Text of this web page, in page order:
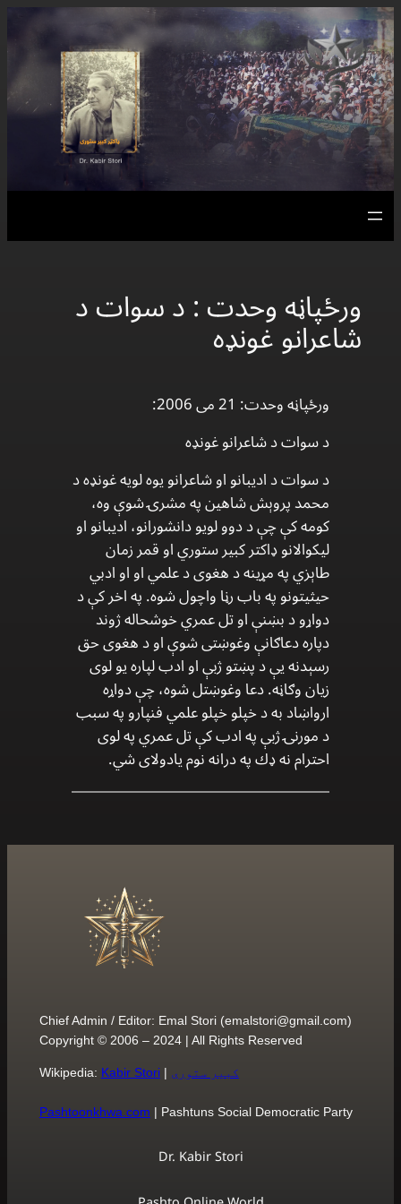
ورځپاڼه وحدت : د سوات د
شاعرانو غونډه
ورځپاڼه وحدت: 21 مى 2006:
د سوات د شاعرانو غونډه
د سوات د اديبانو او شاعرانو يوه لويه غونډه د
محمد پروېش شاهين په مشرۍ شوې وه،
كومه كې چې د دوو لويو دانشورانو، اديبانو او
ليكوالانو ډاكتر كبير ستوري او قمر زمان
طاېزي په مړينه د هغوى د علمي او او ادبي
حيثيتونو په باب رڼا واچول شوه. په اخر كې د
دواړو د بښنې او تل عمري خوشحاله ژوند
دپاره دعاګانې وغوښتى شوې او د هغوى حق
رسېدنه يې د پښتو ژبې او ادب لپاره يو لوى
زيان وګاڼه. دعا وغوښتل شوه، چې دواړه
ارواښاد به د خپلو خپلو علمي فنپارو په سبب
د مورنۍ ژبې په ادب كې تل عمري په لوى
احترام نه ډك په درانه نوم يادولاى شي.
Chief Admin / Editor: Emal Stori (emalstori@gmail.com)
Copyright © 2006 – 2024 | All Rights Reserved
Wikipedia: Kabir Stori| کبیر ستوری
Pashtoonkhwa.com | Pashtuns Social Democratic Party
Dr. Kabir Stori